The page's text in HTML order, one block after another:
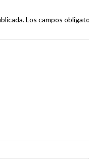
Los campos